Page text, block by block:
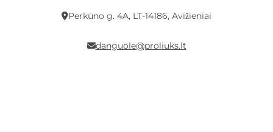
Perkūno g. 4A, LT-14186, Avižieniai
danguole@proliuks.lt